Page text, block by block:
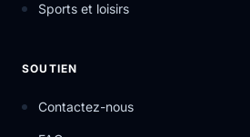
Sports et loisirs
SOUTIEN
Contactez-nous